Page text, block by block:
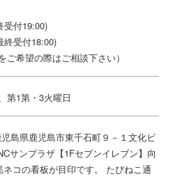
受付19:00)
終受付18:00)
ご希望の際はご相談下さい）
第1第・3火曜日
島県鹿児島市東千石町９－１文化ビ
サンプラザ【1Fセブンイレブン】向
コの看板が目印です。 たびねこ通